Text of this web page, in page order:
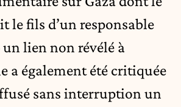
le fils d’un responsable
lien non révélé à
a également été critiquée
sans interruption un